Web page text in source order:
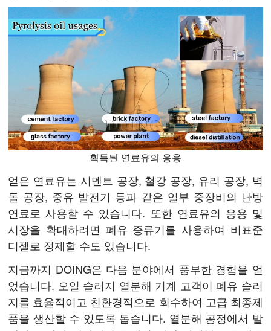
획득된 연료유의 응용
얻은 연료유는 시멘트 공장, 철강 공장, 유리 공장, 벽
돌 공장, 중유 발전기 등과 같은 일부 중장비의 난방
연료로 사용할 수 있습니다. 또한 연료유의 응용 및
시장을 확대하려면 폐유 증류기를 사용하여 비표준
디젤로 정제할 수도 있습니다.
지금까지 DOING은 다음 분야에서 풍부한 경험을 얻
었습니다. 오일 슬러지 열분해 기계 고객이 폐유 슬러
지를 효율적이고 친환경적으로 회수하여 고급 최종제
품을 생산할 수 있도록 돕습니다. 열분해 공정에서 발